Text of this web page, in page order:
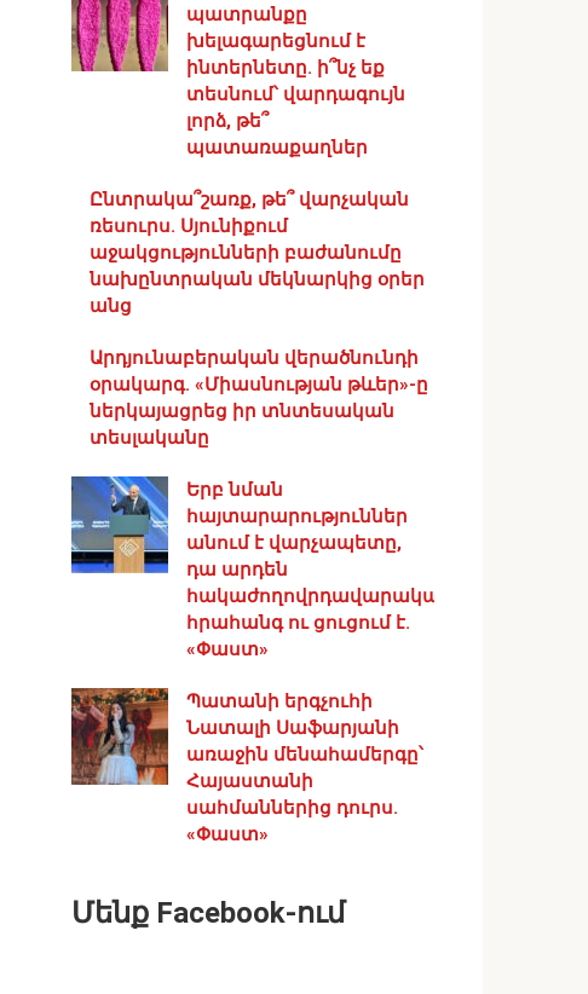
պատրանքը
խելագարեցնում է
ինտերնետը. ի՞նչ եք
տեսնում՝ վարդագույն
լորձ, թե՞
պատառաքաղներ
Ընտրակա՞շառք, թե՞ վարչական
ռեսուրս․ Սյունիքում
աջակցությունների բաժանումը
նախընտրական մեկնարկից օրեր
անց
Արդյունաբերական վերածնունդի
օրակարգ․ «Միասնության թևեր»-ը
ներկայացրեց իր տնտեսական
տեսլականը
Երբ նման
հայտարարություններ
անում է վարչապետը,
դա արդեն
հակաժողովրդավարական
հրահանգ ու ցուցում է.
«Փաստ»
Պատանի երգչուհի
Նատալի Սաֆարյանի
առաջին մենահամերգը՝
Հայաստանի
սահմաններից դուրս.
«Փաստ»
Մենք Facebook-ում